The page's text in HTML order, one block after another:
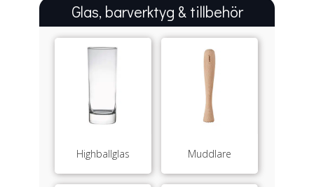
Glas, barverktyg & tillbehör
Highballglas Muddlare